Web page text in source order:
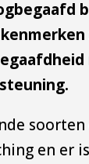
soorten
en er